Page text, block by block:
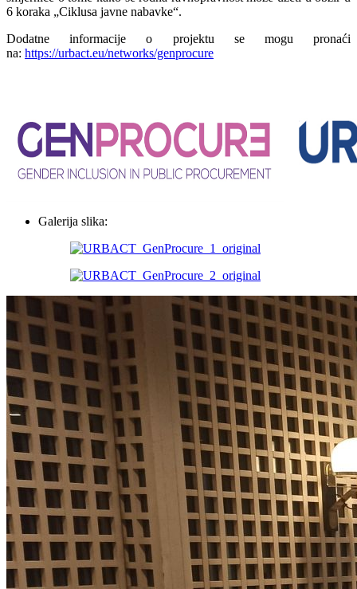
6 koraka „Ciklusa javne nabavke“.
Dodatne informacije o projektu se mogu pronaći
na: https://urbact.eu/networks/genprocure
Galerija slika: